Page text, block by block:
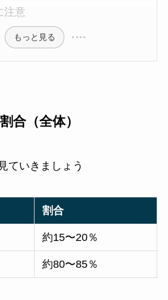
注意
もっと見る
合（全体）
ていきましょう
割合
約15〜20％
約80〜85％